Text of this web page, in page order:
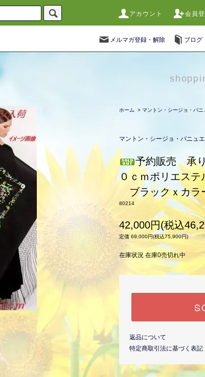
アカウント 会員
メルマガ登録・解除 ブログ
ホーム > マントン・シージョ・パニ
マントン・シージョ・パニュ
予約販売 承
０ｃｍポリエステ
ブラックｘカラ
80214
42,000円(税込
定価 69,000円(税込75,900円)
在庫状況 在庫0売切れ中
返品について
特定商取引法に基づく表記